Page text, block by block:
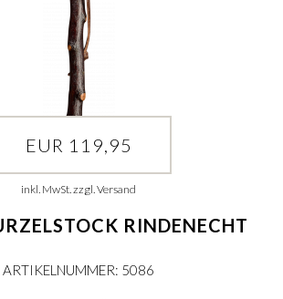
EUR 119,95
inkl. MwSt. zzgl. Versand
RINDENECHT
ARTIKELNUMMER: 5086